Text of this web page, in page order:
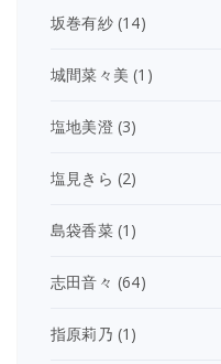
坂巻有紗(14)
城間菜々美 (1)
塩地美澄(3)
塩見きら (2)
島袋香菜(1)
志田音々 (64)
指原莉乃 (1)